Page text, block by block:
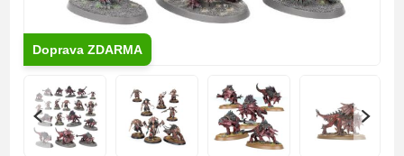
Doprava ZDARMA